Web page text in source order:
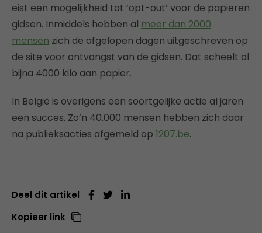
eist een mogelijkheid tot ‘opt-out’ voor de papieren
gidsen. Inmiddels hebben al meer dan 2000
mensen zich de afgelopen dagen uitgeschreven op
de site voor ontvangst van de gidsen. Dat scheelt al
bijna 4000 kilo aan papier.
In België is overigens een soortgelijke actie al jaren
een succes. Zo’n 40.000 mensen hebben zich daar
na publieksacties afgemeld op 1207.be.
Deel dit artikel
Kopieer link